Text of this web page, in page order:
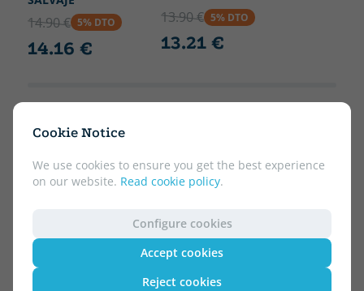
Cookie Notice
We use cookies to ensure you get the best experience
on our website. Read cookie policy.
Configure cookies
Accept cookies
Reject cookies
14.90 € 5% DTO
14.16 €
13.90 € 5% DTO
13.21 €